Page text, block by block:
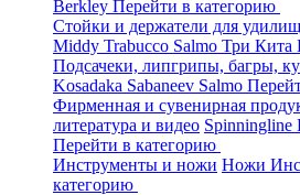
Berkley Перейти в категорию
Стойки и держатели для
Middy Trabucco Salmo Три Кита
Подсачеки, липгрипы, багры,
Kosadaka Sabaneev Salmo
Фирменная и сувенирная
литература и видео Spinningline
Перейти в категорию
Инструменты и ножи Ножи
категорию